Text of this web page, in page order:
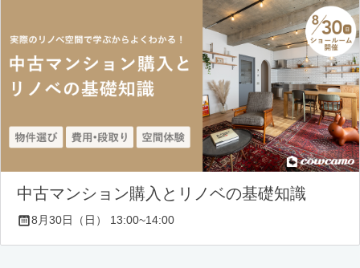
中古マンション購入とリノベの基礎知識
8月30日（日） 13:00~14:00